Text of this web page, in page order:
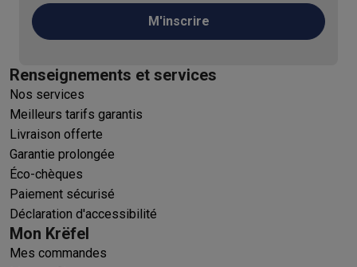
M'inscrire
Renseignements et services
Nos services
Meilleurs tarifs garantis
Livraison offerte
Garantie prolongée
Éco-chèques
Paiement sécurisé
Déclaration d'accessibilité
Mon Krëfel
Mes commandes